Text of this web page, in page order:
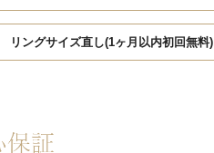
リングサイズ直し(1ヶ月以内初回無料)